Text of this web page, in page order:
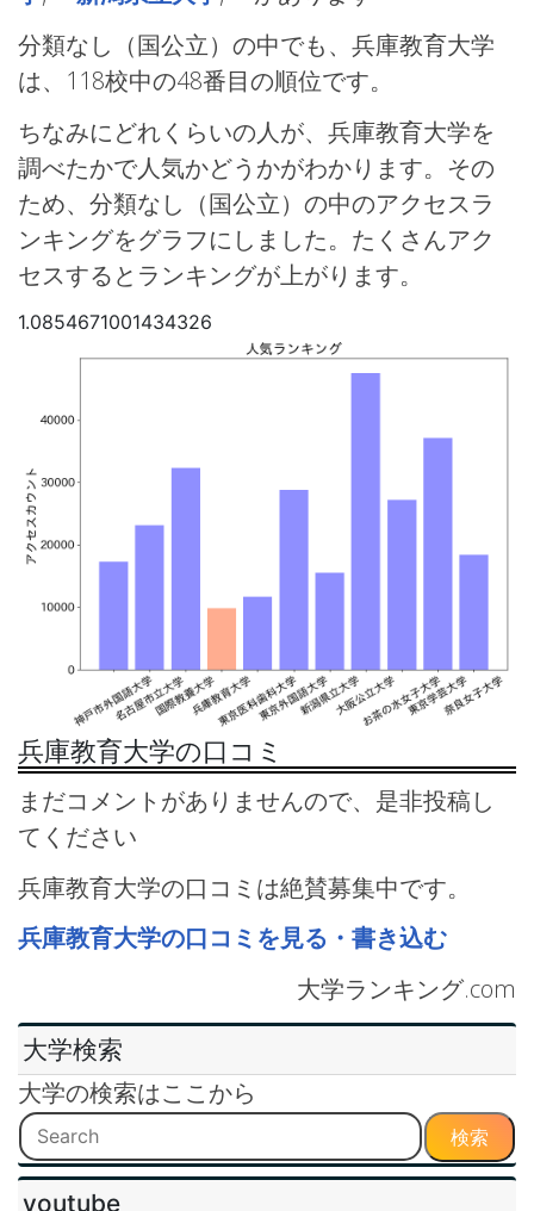
分類なし（国公立）の中でも、兵庫教育大学
は、118校中の48番目の順位です。
ちなみにどれくらいの人が、兵庫教育大学を
調べたかで人気かどうかがわかります。その
ため、分類なし（国公立）の中のアクセスラ
ンキングをグラフにしました。たくさんアク
セスするとランキングが上がります。
1.0854671001434326
兵庫教育大学の口コミ
まだコメントがありませんので、是非投稿し
てください
兵庫教育大学の口コミは絶賛募集中です。
兵庫教育大学の口コミを見る・書き込む
大学ランキング.com
大学検索
大学の検索はここから
検索
youtube